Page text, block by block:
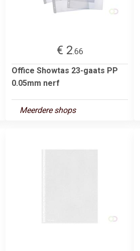
€ 2.66
Office Showtas 23-gaats PP
0.05mm nerf
Meerdere shops